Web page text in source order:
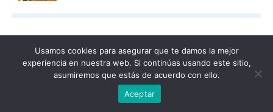
Usamos cookies para asegurar que te damos la mejor
experiencia en nuestra web. Si continúas usando este sitio,
asumiremos que estás de acuerdo con ello.
Aceptar
Publicidad Redacción Contacto
Todos los derechos reservados
Grupo Preferente